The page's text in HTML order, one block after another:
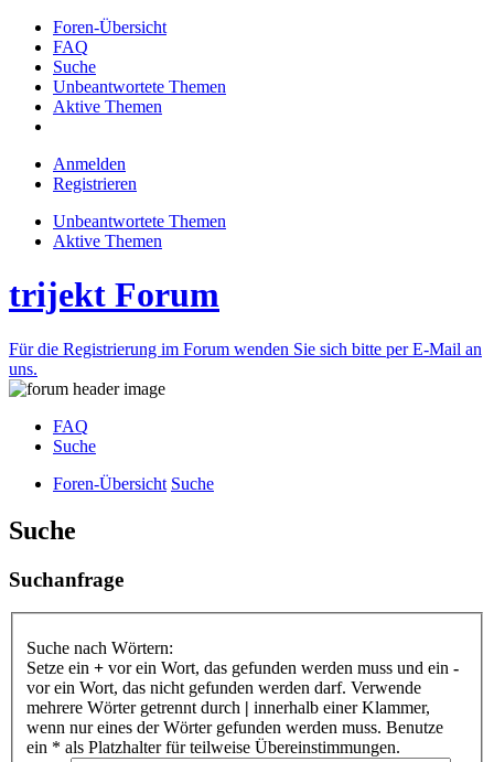
Foren-Übersicht
FAQ
Suche
Unbeantwortete Themen
Aktive Themen
Anmelden
Registrieren
Unbeantwortete Themen
Aktive Themen
trijekt Forum
Für die Registrierung im Forum wenden Sie sich bitte per E-Mail an
uns.
FAQ
Suche
Foren-Übersicht Suche
Suche
Suchanfrage
Suche nach Wörtern:
Setze ein + vor ein Wort, das gefunden werden muss und ein -
vor ein Wort, das nicht gefunden werden darf. Verwende
mehrere Wörter getrennt durch | innerhalb einer Klammer,
wenn nur eines der Wörter gefunden werden muss. Benutze
ein * als Platzhalter für teilweise Übereinstimmungen.